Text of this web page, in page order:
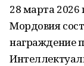
28 марта 2026
Мордовия
награждение